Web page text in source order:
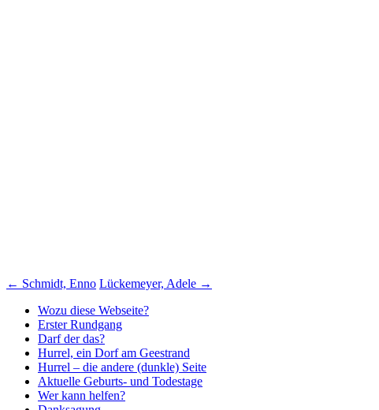
Beitragsnavigation
← Schmidt, Enno Lückemeyer, Adele →
Wozu diese Webseite?
Erster Rundgang
Darf der das?
Hurrel, ein Dorf am Geestrand
Hurrel – die andere (dunkle) Seite
Aktuelle Geburts- und Todestage
Wer kann helfen?